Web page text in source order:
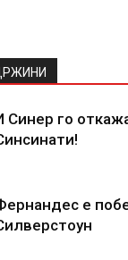
Синер го
е